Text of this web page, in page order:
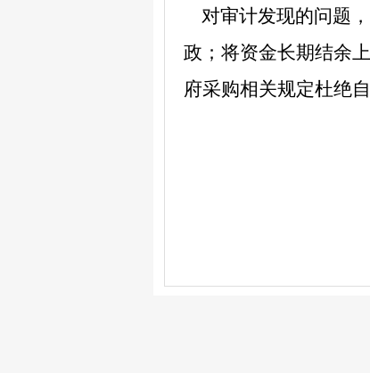
对审计发现的问题
政；将资金长期结余
府采购相关规定杜绝